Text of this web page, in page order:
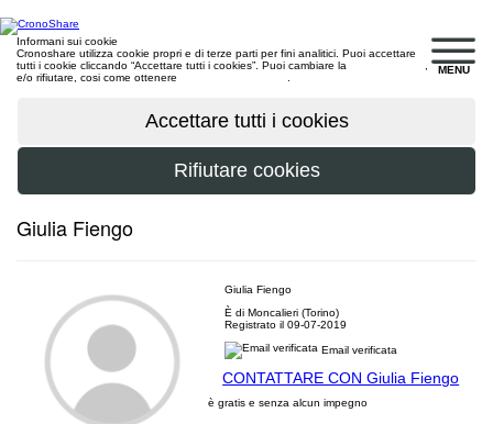
MENU
Informani sui cookie
Cronoshare utilizza cookie propri e di terze parti per fini analitici. Puoi accettare
tutti i cookie cliccando “Accettare tutti i cookies”. Puoi cambiare la
e/o rifiutare, cosi come ottenere
Giulia Fiengo
Giulia Fiengo
È di Moncalieri (Torino)
Registrato il 09-07-2019
Email verificata
CONTATTARE CON Giulia Fiengo
è gratis e senza alcun impegno